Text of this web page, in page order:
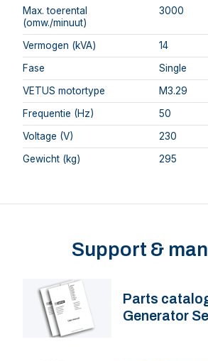
Max. toerental
(omw./minuut)
3000
Vermogen (kVA)
14
Fase
Single
VETUS motortype
M3.29
Frequentie (Hz)
50
Voltage (V)
230
Gewicht (kg)
295
Support &
Parts
Generator